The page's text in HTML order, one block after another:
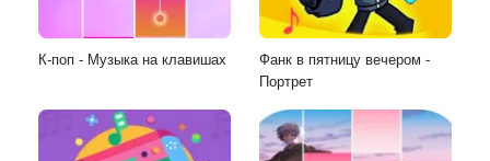
К-поп - Музыка на клавишах
Фанк в пятницу вечером -
Портрет